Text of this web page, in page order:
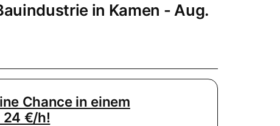
in Kamen - Aug.
Chance in einem
24 €/h!